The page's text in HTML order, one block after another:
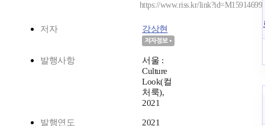
https://www.riss.kr/link?id=M15914699
저자 강상현
발행사항
서울 :
Culture
Look(컬
처룩),
2021
발행연도 2021